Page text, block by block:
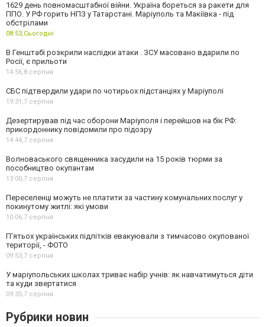
1629 день повномасштабної війни. Україна бореться за ракети для
ППО. У РФ горить НПЗ у Татарстані. Маріуполь та Макіївка - під
обстрілами
08:53,Сьогодні
В Генштабі розкрили наслідки атаки . ЗСУ масовано вдарили по
Росії, є прильоти
14:56,8 серпня
СБС підтвердили удари по чотирьох підстанціях у Маріуполі
19:31,7 серпня
Дезертирував під час оборони Маріуполя і перейшов на бік РФ:
прикордоннику повідомили про підозру
14:44,7 серпня
Волноваського священника засудили на 15 років тюрми за
пособництво окупантам
13:00,7 серпня
Переселенці можуть не платити за частину комунальних послуг у
покинутому житлі: які умови
10:06,7 серпня
П’ятьох українських підлітків евакуювали з тимчасово окупованої
території, - ФОТО
09:53,7 серпня
У маріупольських школах триває набір учнів: як навчатимуться діти
та куди звертатися
09:35,7 серпня
Рубрики новин